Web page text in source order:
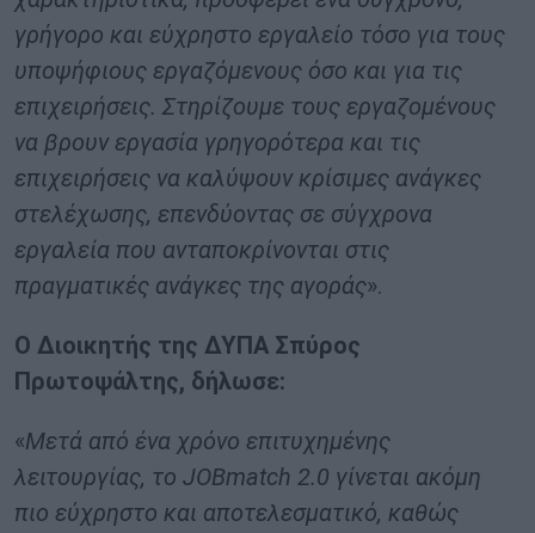
γρήγορο και εύχρηστο εργαλείο τόσο για τους
υποψήφιους εργαζόμενους όσο και για τις
επιχειρήσεις. Στηρίζουμε τους εργαζομένους
να βρουν εργασία γρηγορότερα και τις
επιχειρήσεις να καλύψουν κρίσιμες ανάγκες
στελέχωσης, επενδύοντας σε σύγχρονα
εργαλεία που ανταποκρίνονται στις
πραγματικές ανάγκες της αγοράς».
Ο Διοικητής της ΔΥΠΑ Σπύρος
Πρωτοψάλτης, δήλωσε:
«Μετά από ένα χρόνο επιτυχημένης
λειτουργίας, το JOBmatch 2.0 γίνεται ακόμη
πιο εύχρηστο και αποτελεσματικό, καθώς